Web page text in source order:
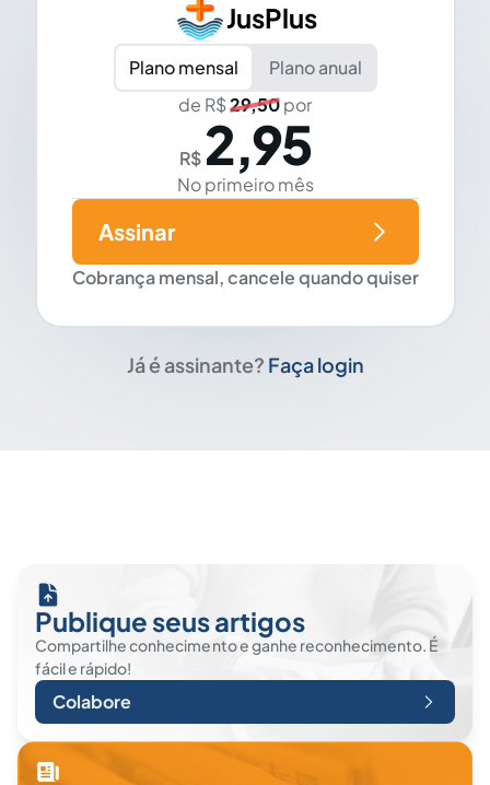
JusPlus
Plano mensal
Plano anual
de R$29,50por
R$ 2,95
No primeiro mês
Cobrança mensal, cancele quando quiser
Assinar
Já é assinante? Faça login
Publique seus artigos
Compartilhe conhecimento e ganhe reconhecimento. É
fácil e rápido!
Colabore